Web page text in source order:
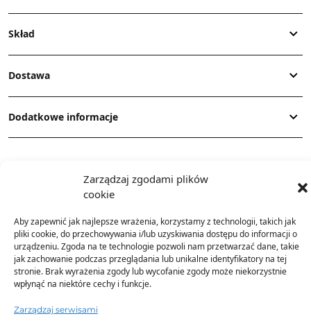
Zarządzaj zgodami plików
cookie
Aby zapewnić jak najlepsze wrażenia, korzystamy z technologii, takich jak
pliki cookie, do przechowywania i/lub uzyskiwania dostępu do informacji o
urządzeniu. Zgoda na te technologie pozwoli nam przetwarzać dane, takie
jak zachowanie podczas przeglądania lub unikalne identyfikatory na tej
stronie. Brak wyrażenia zgody lub wycofanie zgody może niekorzystnie
wpłynąć na niektóre cechy i funkcje.
Zarządzaj serwisami
Skład
Dostawa
Dodatkowe informacje
TO SIĘ TERAZ SPRZEDAJE